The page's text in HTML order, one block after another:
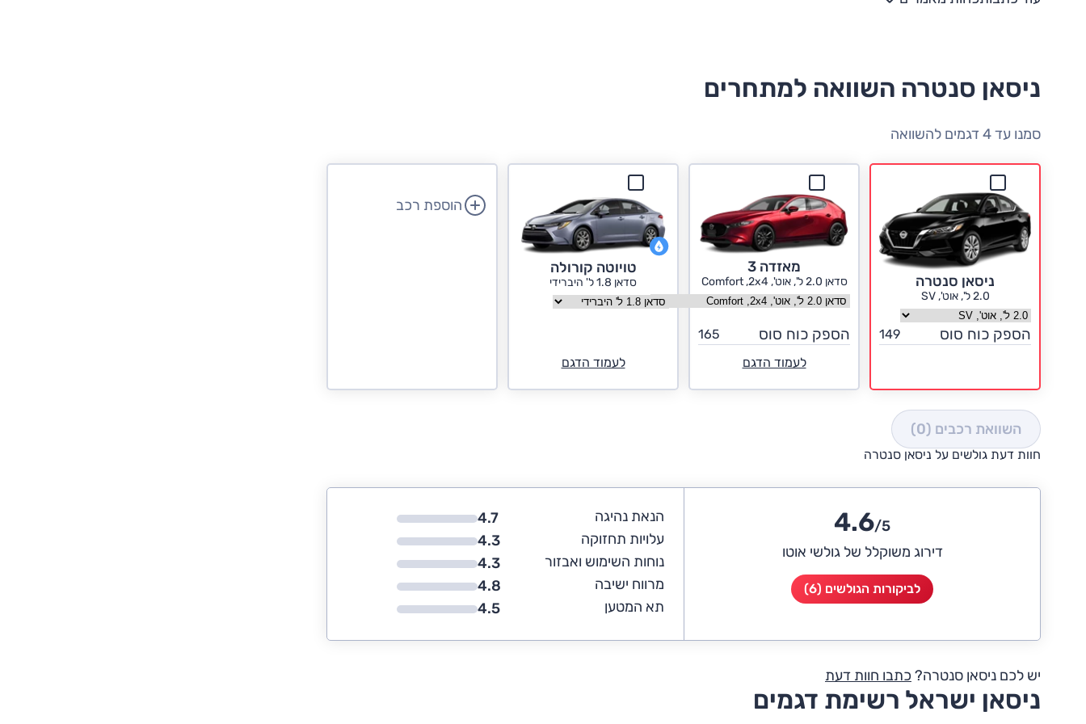
ניסאן סנטרה השוואה למתחרים
סמנו עד 4 דגמים להשוואה
ניסאן סנטרה
2.0 ל', אוט', SV
בחר גרסה ניסאן סנטרה
הספק כוח סוס 149
מאזדה 3
סדאן 2.0 ל', אוט', Comfort ,2x4
בחר גרסה מאזדה 3
הספק כוח סוס
165
לעמוד הדגם
טויוטה קורולה
סדאן 1.8 ל' היברידי
בחר גרסה טויוטה קורולה
לעמוד הדגם
הוספת רכב
השוואת רכבים (0)
חוות דעת גולשים על ניסאן סנטרה
4.6/5
דירוג משוקלל של גולשי אוטו
לביקורות הגולשים (6)
הנאת נהיגה
4.7
עלויות תחזוקה
4.3
נוחות השימוש ואבזור
4.3
מרווח ישיבה
4.8
תא המטען
4.5
יש לכם ניסאן סנטרה? כתבו חוות דעת
ניסאן ישראל רשימת דגמים